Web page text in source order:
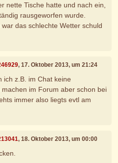
nette Tische hatte und nach ein,
rausgeworfen wurde.
war das schlechte Wetter schuld
, 17. Oktober 2013, um 21:24
ich z.B. im Chat keine
machen im Forum aber schon bei
immer also liegts evtl am
, 18. Oktober 2013, um 00:00